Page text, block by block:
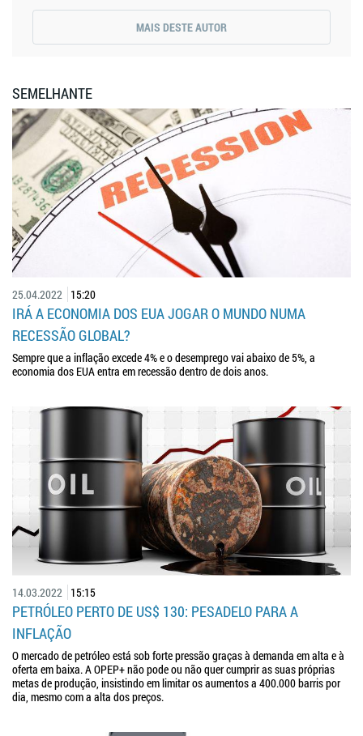
MAIS DESTE AUTOR
SEMELHANTE
25.04.2022 15:20
IRÁ A ECONOMIA DOS EUA JOGAR O MUNDO NUMA
RECESSÃO GLOBAL?
Sempre que a inflação excede 4% e o desemprego vai abaixo de 5%, a
economia dos EUA entra em recessão dentro de dois anos.
14.03.2022 15:15
PETRÓLEO PERTO DE US$ 130: PESADELO PARA A
INFLAÇÃO
O mercado de petróleo está sob forte pressão graças à demanda em alta e à
oferta em baixa. A OPEP+ não pode ou não quer cumprir as suas próprias
metas de produção, insistindo em limitar os aumentos a 400.000 barris por
dia, mesmo com a alta dos preços.